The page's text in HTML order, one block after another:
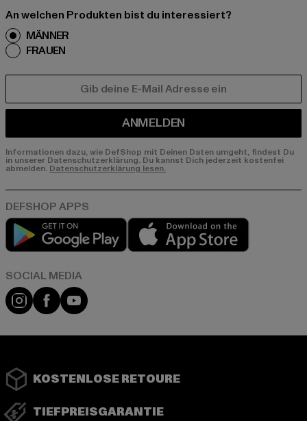
An welchen Produkten bist du interessiert?
MÄNNER
FRAUEN
ANMELDEN
Informationen dazu, wie DefShop mit Deinen Daten umgeht, findest Du
in unserer Datenschutzerklärung. Du kannst Dich jederzeit kostenfei
abmelden. Datenschutzerklärung lesen.
Play market
Instagram
FacebookYouTube
KOSTENLOSE RETOURE
TIEFPREISGARANTIE